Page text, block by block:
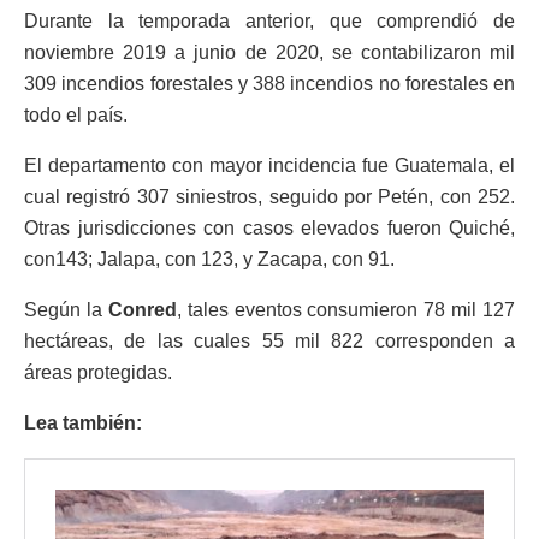
Durante la temporada anterior, que comprendió de
noviembre 2019 a junio de 2020, se contabilizaron mil
309 incendios forestales y 388 incendios no forestales en
todo el país.
El departamento con mayor incidencia fue Guatemala, el
cual registró 307 siniestros, seguido por Petén, con 252.
Otras jurisdicciones con casos elevados fueron Quiché,
con143; Jalapa, con 123, y Zacapa, con 91.
Según la Conred , tales eventos consumieron 78 mil 127
hectáreas, de las cuales 55 mil 822 corresponden a
áreas protegidas.
Lea también: